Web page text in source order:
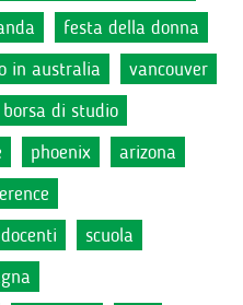
festa della donna
in australia
vancouver
borsa di studio
phoenix
arizona
docenti
scuola